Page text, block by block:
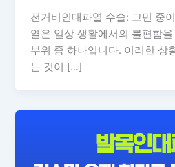
전거비인대파열 수술: 고민 중
열은 일상 생활에서의 불편함
부위 중 하나입니다. 이러한 상
는 것이 […]